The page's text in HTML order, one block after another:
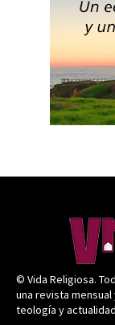
© Vida Religiosa.
una revista
teología y